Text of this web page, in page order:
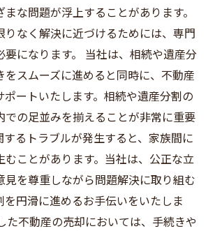
な問題が浮上することがあります。
りなく解決に近づけるためには、専門
要になります。 当社は、相続や遺産分
をスムーズに進めると同時に、不動産
ポートいたします。相続や遺産分割の
での足並みを揃えることが非常に重要
するトラブルが発生すると、家族間に
むことがあります。当社は、公正な立
見を尊重しながら問題解決に取り組む
を円滑に進めるお手伝いをいたしま
た不動産の売却においては、手続きや